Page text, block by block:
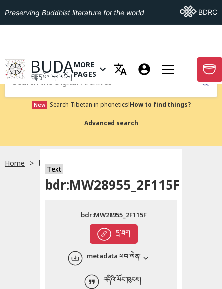
English
ភាសាខ្មែរ
Preserving Buddhist literature for the world Go ToBDRC
GO TO HOMEPAGE
BUDA
བུདྡྷ་དྲ་ཐོག་དཔེ་མཛོད།
OPEN MENU OF MORE PAGES
MORE
PAGES
GO
Submit
New Search Tibetan in phonetics!How to find things?
Advanced search
Home bdr:MW28955_2F115F
Text
bdr:MW28955_2F115F
དྲ་ཐག
bdr:MW28955_2F115F
metadata ཕབ་ལེན།
འདིའི་ཡོང་ཁུངས།